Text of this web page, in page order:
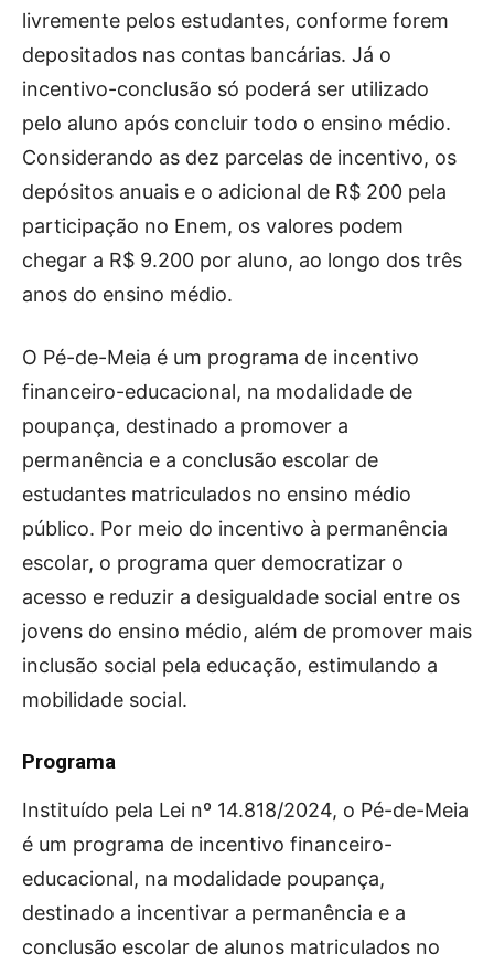
livremente pelos estudantes, conforme forem
depositados nas contas bancárias. Já o
incentivo-conclusão só poderá ser utilizado
pelo aluno após concluir todo o ensino médio.
Considerando as dez parcelas de incentivo, os
depósitos anuais e o adicional de R$ 200 pela
participação no Enem, os valores podem
chegar a R$ 9.200 por aluno, ao longo dos três
anos do ensino médio.
O Pé-de-Meia é um programa de incentivo
financeiro-educacional, na modalidade de
poupança, destinado a promover a
permanência e a conclusão escolar de
estudantes matriculados no ensino médio
público. Por meio do incentivo à permanência
escolar, o programa quer democratizar o
acesso e reduzir a desigualdade social entre os
jovens do ensino médio, além de promover mais
inclusão social pela educação, estimulando a
mobilidade social.
Programa
Instituído pela Lei nº 14.818/2024, o Pé-de-Meia
é um programa de incentivo financeiro-
educacional, na modalidade poupança,
destinado a incentivar a permanência e a
conclusão escolar de alunos matriculados no